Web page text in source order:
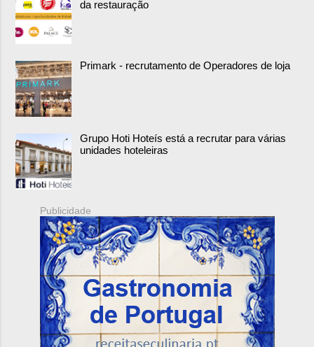
da restauração
Primark - recrutamento de Operadores de loja
Grupo Hoti Hoteís está a recrutar para várias
unidades hoteleiras
Publicidade